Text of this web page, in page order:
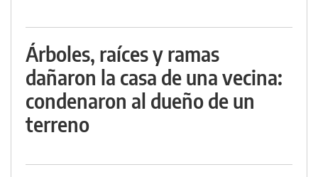
Árboles, raíces y ramas
dañaron la casa de una vecina:
condenaron al dueño de un
terreno